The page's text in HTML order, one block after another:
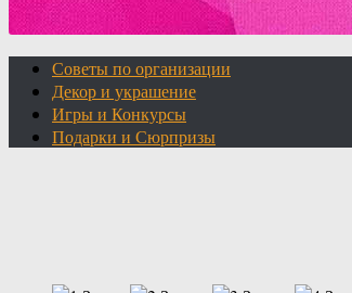
Советы по организации
Декор и украшение
Игры и Конкурсы
Подарки и Сюрпризы